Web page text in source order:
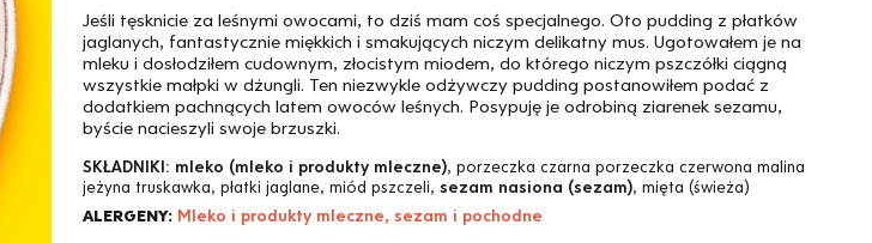
Jeśli tęsknicie za leśnymi owocami, to dziś mam coś specjalnego. Oto pudding z płatków
jaglanych, fantastycznie miękkich i smakujących niczym delikatny mus. Ugotowałem je na
mleku i dosłodziłem cudownym, złocistym miodem, do którego niczym pszczółki ciągną
wszystkie małpki w dżungli. Ten niezwykle odżywczy pudding postanowiłem podać z
dodatkiem pachnących latem owoców leśnych. Posypuję je odrobiną ziarenek sezamu,
byście nacieszyli swoje brzuszki.
SKŁADNIKI: mleko (mleko i produkty mleczne), porzeczka czarna porzeczka czerwona malina
jeżyna truskawka, płatki jaglane, miód pszczeli, sezam nasiona (sezam), mięta (świeża)
ALERGENY: Mleko i produkty mleczne, sezam i pochodne